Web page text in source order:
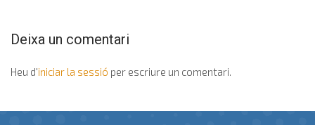
Deixa un comentari
Heu d'iniciar la sessió per escriure un comentari.